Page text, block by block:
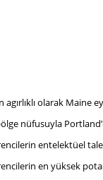
olarak Maine
nüfusuyla
entelektüel
en yüksek